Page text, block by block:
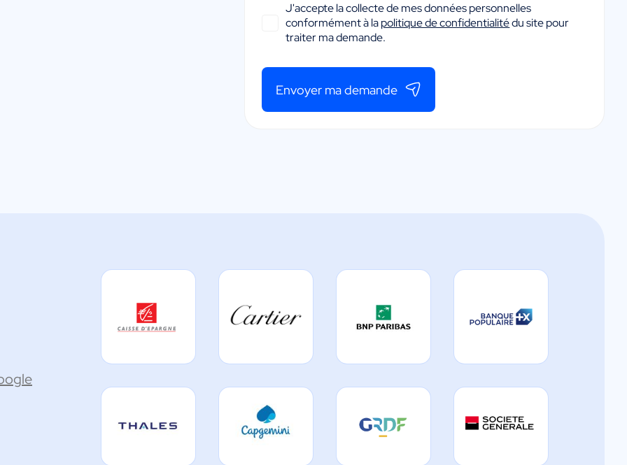
J'accepte la collecte de mes données personnelles
conformément à lapolitique de confidentialitédu site pour
traiter ma demande.
Envoyer ma demande